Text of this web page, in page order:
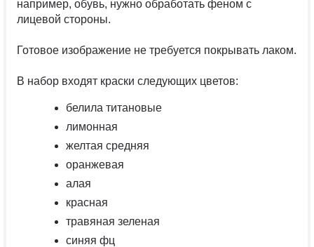
например, обувь, нужно обработать феном с
лицевой стороны.
Готовое изображение не требуется покрывать лаком.
В набор входят краски следующих цветов:
белила титановые
лимонная
желтая средняя
оранжевая
алая
красная
травяная зеленая
синяя фц